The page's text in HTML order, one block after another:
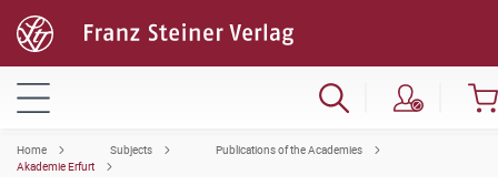
Home Subjects
Publications of the Academies
Akademie Erfurt